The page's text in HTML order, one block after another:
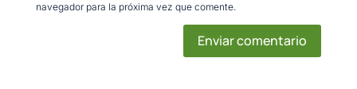
navegador para la próxima vez que comente.